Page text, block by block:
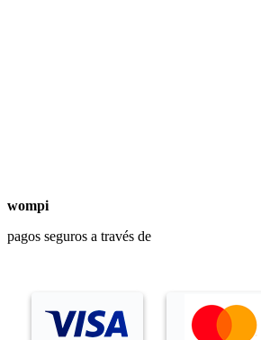
wompi
pagos seguros a través de